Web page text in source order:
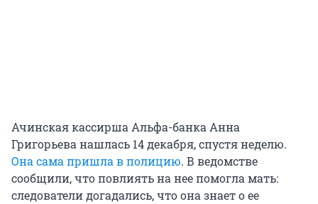
Ачинская кассирша Альфа-банка Анна
Григорьева нашлась 14 декабря, спустя неделю.
Она сама пришла в полицию. В ведомстве
сообщили, что повлиять на нее помогла мать:
следователи догадались, что она знает о ее